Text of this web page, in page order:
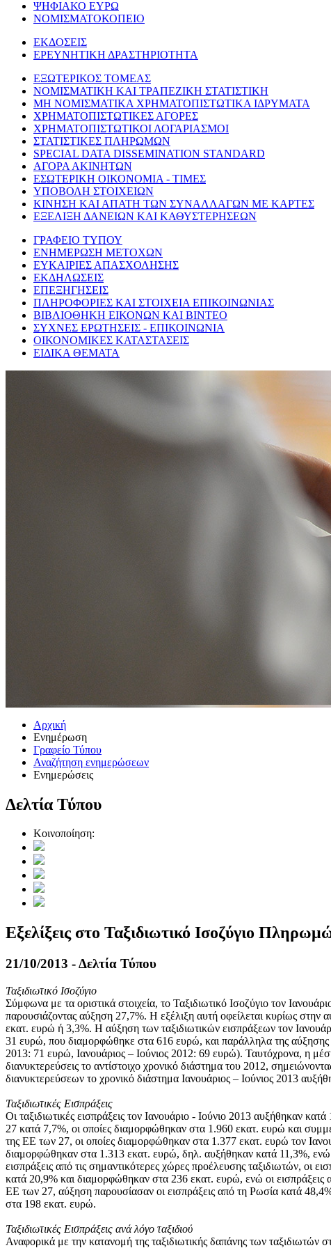
ΨΗΦΙΑΚΟ ΕΥΡΩ
ΝΟΜΙΣΜΑΤΟΚΟΠΕΙΟ
ΕΚΔΟΣΕΙΣ
ΕΡΕΥΝΗΤΙΚΗ ΔΡΑΣΤΗΡΙΟΤΗΤΑ
ΕΞΩΤΕΡΙΚΟΣ ΤΟΜΕΑΣ
ΝΟΜΙΣΜΑΤΙΚΗ ΚΑΙ ΤΡΑΠΕΖΙΚΗ ΣΤΑΤΙΣΤΙΚΗ
ΜΗ ΝΟΜΙΣΜΑΤΙΚΑ ΧΡΗΜΑΤΟΠΙΣΤΩΤΙΚΑ ΙΔΡΥΜΑΤΑ
ΧΡΗΜΑΤΟΠΙΣΤΩΤΙΚΕΣ ΑΓΟΡΕΣ
ΧΡΗΜΑΤΟΠΙΣΤΩΤΙΚΟΙ ΛΟΓΑΡΙΑΣΜΟΙ
ΣΤΑΤΙΣΤΙΚΕΣ ΠΛΗΡΩΜΩΝ
SPECIAL DATA DISSEMINATION STANDARD
ΑΓΟΡΑ ΑΚΙΝΗΤΩΝ
ΕΣΩΤΕΡΙΚΗ ΟΙΚΟΝΟΜΙΑ - ΤΙΜΕΣ
ΥΠΟΒΟΛΗ ΣΤΟΙΧΕΙΩΝ
ΚΙΝΗΣΗ ΚΑΙ ΑΠΑΤΗ ΤΩΝ ΣΥΝΑΛΛΑΓΩΝ ΜΕ ΚΑΡΤΕΣ
ΕΞΕΛΙΞΗ ΔΑΝΕΙΩΝ ΚΑΙ ΚΑΘΥΣΤΕΡΗΣΕΩΝ
ΓΡΑΦΕΙΟ ΤΥΠΟΥ
ΕΝΗΜΕΡΩΣΗ ΜΕΤΟΧΩΝ
ΕΥΚΑΙΡΙΕΣ ΑΠΑΣΧΟΛΗΣΗΣ
ΕΚΔΗΛΩΣΕΙΣ
ΕΠΕΞΗΓΗΣΕΙΣ
ΠΛΗΡΟΦΟΡΙΕΣ ΚΑΙ ΣΤΟΙΧΕΙΑ ΕΠΙΚΟΙΝΩΝΙΑΣ
ΒΙΒΛΙΟΘΗΚΗ ΕΙΚΟΝΩΝ ΚΑΙ ΒΙΝΤΕΟ
ΣΥΧΝΕΣ ΕΡΩΤΗΣΕΙΣ - ΕΠΙΚΟΙΝΩΝΙΑ
ΟΙΚΟΝΟΜΙΚΕΣ ΚΑΤΑΣΤΑΣΕΙΣ
ΕΙΔΙΚΑ ΘΕΜΑΤΑ
Αρχική
Ενημέρωση
Γραφείο Τύπου
Αναζήτηση ενημερώσεων
Ενημερώσεις
Δελτία Τύπου
Κοινοποίηση:
Εξελίξεις στο Ταξιδιωτικό Ισοζύγιο
21/10/2013 - Δελτία Τύπου
Ταξιδιωτικό Ισοζύγιο
Σύμφωνα με τα οριστικά στοιχεία, το Ταξιδιωτικό Ισοζύγιο τον
παρουσιάζοντας αύξηση 27,7%. Η εξέλιξη αυτή οφείλεται κυρίως
εκατ. ευρώ ή 3,3%. Η αύξηση των ταξιδιωτικών εισπράξεων τον
31 ευρώ, που διαμορφώθηκε στα 616 ευρώ, και παράλληλα της αύξησης
2013: 71 ευρώ, Ιανουάριος – Ιούνιος 2012: 69 ευρώ). Ταυτόχρονα, η
διανυκτερεύσεις το αντίστοιχο χρονικό διάστημα του 2012,
διανυκτερεύσεων το χρονικό διάστημα Ιανουάριος – Ιούνιος 2013
Ταξιδιωτικές Εισπράξεις
Οι ταξιδιωτικές εισπράξεις τον Ιανουάριο - Ιούνιο 2013 αυξήθηκαν κατά
27 κατά 7,7%, οι οποίες διαμορφώθηκαν στα 1.960 εκατ. ευρώ και
της ΕΕ των 27, οι οποίες διαμορφώθηκαν στα 1.377 εκατ. ευρώ τον
διαμορφώθηκαν στα 1.313 εκατ. ευρώ, δηλ. αυξήθηκαν κατά 11,3%,
εισπράξεις από τις σημαντικότερες χώρες προέλευσης ταξιδιωτών, οι
κατά 20,9% και διαμορφώθηκαν στα 236 εκατ. ευρώ, ενώ οι
ΕΕ των 27, αύξηση παρουσίασαν οι εισπράξεις από τη Ρωσία κατά
στα 198 εκατ. ευρώ.
Ταξιδιωτικές Εισπράξεις ανά λόγο ταξιδιού
Αναφορικά με την κατανομή της ταξιδιωτικής δαπάνης των ταξιδιωτών